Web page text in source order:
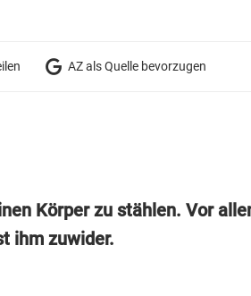
AZ als Quelle bevorzugen
Körper zu stählen. Vor
ihm zuwider.